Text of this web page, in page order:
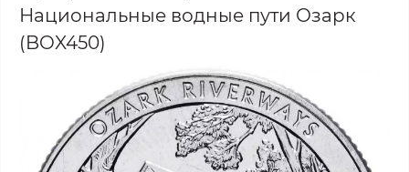
Национальные водные пути Озарк
(BOX450)